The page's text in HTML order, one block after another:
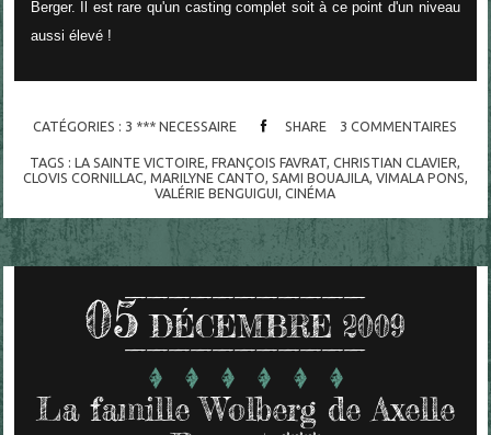
Berger. Il est rare qu'un casting complet soit à ce point d'un niveau
aussi élevé !
CATÉGORIES : 3 *** NECESSAIRE SHARE 3 COMMENTAIRES
TAGS :LA SAINTE VICTOIRE ,FRANÇOIS FAVRAT ,CHRISTIAN CLAVIER
CLOVIS CORNILLAC, MARILYNE CANTO SAMI BOUAJILA, VIMALA PONS
VALÉRIE BENGUIGUI ,CINÉMA
05 DÉCEMBRE 2009
La famille Wolberg de Axelle